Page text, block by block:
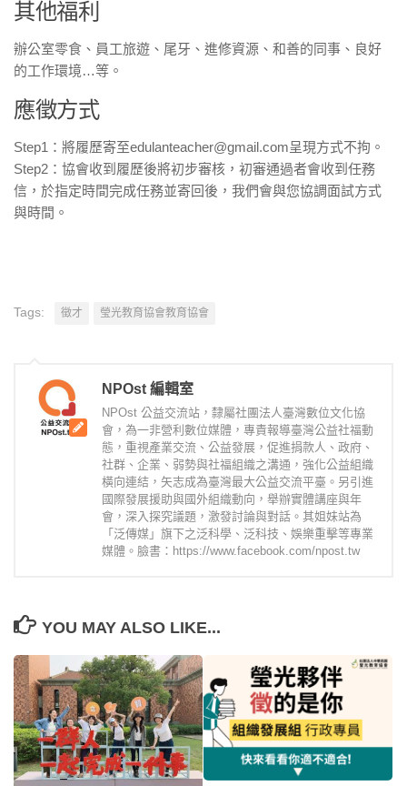
其他福利
辦公室零食、員工旅遊、尾牙、進修資源、和善的同事、良好
的工作環境…等。
應徵方式
Step1：將履歷寄至edulanteacher@gmail.com呈現方式不拘。
Step2：協會收到履歷後將初步審核，初審通過者會收到任務
信，於指定時間完成任務並寄回後，我們會與您協調面試方式
與時間。
Tags: 徵才 瑩光教育協會教育協會
NPOst 編輯室
NPOst 公益交流站，隸屬社團法人臺灣數位文化協
會，為一非營利數位媒體，專責報導臺灣公益社福動
態，重視產業交流、公益發展，促進捐款人、政府、
社群、企業、弱勢與社福組織之溝通，強化公益組織
橫向連結，矢志成為臺灣最大公益交流平臺。另引進
國際發展援助與國外組織動向，舉辦實體講座與年
會，深入探究議題，激發討論與對話。其姐妹站為
「泛傳媒」旗下之泛科學、泛科技、娛樂重擊等專業
媒體。臉書：https://www.facebook.com/npost.tw
YOU MAY ALSO LIKE...